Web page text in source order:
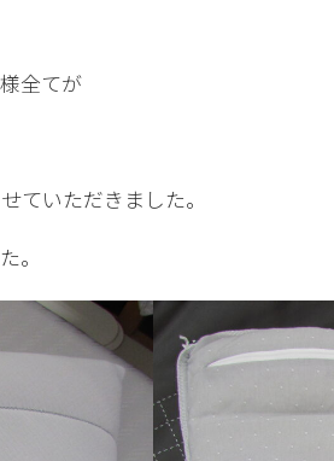
全てが
ていただきました。
。